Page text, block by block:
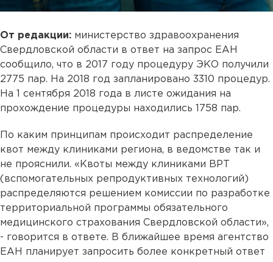
От редакции: министерство здравоохранения
Свердловской области в ответ на запрос ЕАН
сообщило, что в 2017 году процедуру ЭКО получили
2775 пар. На 2018 год запланировано 3310 процедур.
На 1 сентября 2018 года в листе ожидания на
прохождение процедуры находились 1758 пар.
По каким принципам происходит распределение
квот между клиниками региона, в ведомстве так и
не прояснили. «Квоты между клиниками ВРТ
(вспомогательных репродуктивных технологий)
распределяются решением комиссии по разработке
территориальной программы обязательного
медицинского страхования Свердловской области»,
- говорится в ответе. В ближайшее время агентство
ЕАН планирует запросить более конкретный ответ